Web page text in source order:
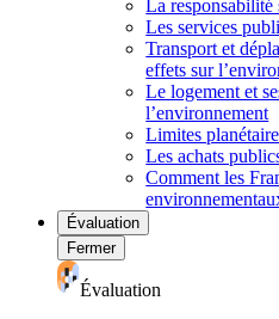
La responsabilité
Les services
Transport et
effets sur
Le logement et
l’environnement
Limites
Les achats
Comment les
Évaluation
Fermer
Évaluation